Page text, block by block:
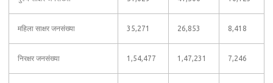
महिला साक्षर जनसंख्या 35,271 26,853 8,418
निरक्षर जनसंख्या 1,54,477 1,47,231 7,246